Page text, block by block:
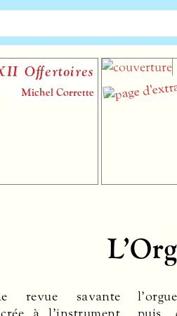
Le
savante